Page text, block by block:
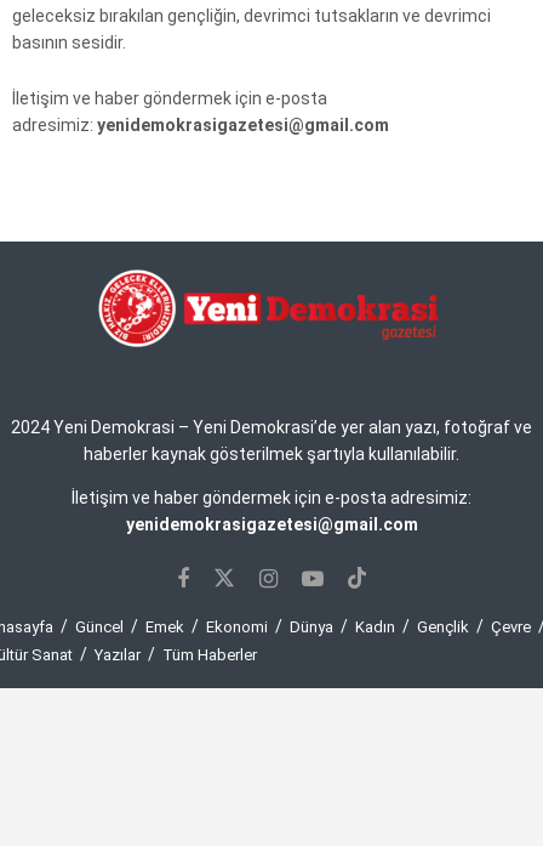
geleceksiz bırakılan gençliğin, devrimci tutsakların ve devrimci
basının sesidir.
İletişim ve haber göndermek için e-posta
adresimiz: yenidemokrasigazetesi@gmail.com
2024 Yeni Demokrasi – Yeni Demokrasi’de yer alan yazı, fotoğraf ve
haberler kaynak gösterilmek şartıyla kullanılabilir.
İletişim ve haber göndermek için e-posta adresimiz:
yenidemokrasigazetesi@gmail.com
Güncel Emek Ekonomi Dünya Kadın Gençlik
Çevre
Sanat
Yazılar Tüm Haberler